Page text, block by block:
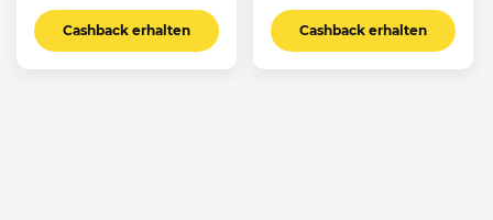
Cashback erhalten Cashback erhalten